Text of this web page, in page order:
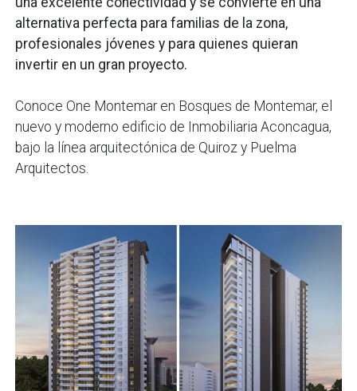
alternativa perfecta para familias de la zona,
profesionales jóvenes y para quienes quieran
invertir en un gran proyecto.
Conoce One Montemar en Bosques de Montemar, el
nuevo y moderno edificio de Inmobiliaria Aconcagua,
bajo la línea arquitectónica de Quiroz y Puelma
Arquitectos.